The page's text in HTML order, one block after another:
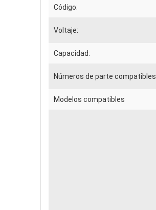
Código:
Voltaje:
Capacidad:
Números de parte compatibles
Modelos compatibles